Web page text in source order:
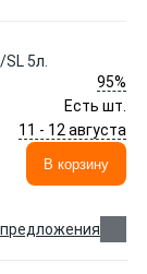
5л.
95%
Есть шт.
11 - 12 августа
В корзину